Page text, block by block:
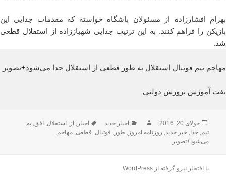
بهرام افشارزاده از مسئولان باشگاه خواسته که مقدمات جدایی این
بازیکن را فراهم کنند. به این ترتیب جدایی شهباززاده از استقلال قطعی
شد.
مهاجم تیم فوتبال استقلال به طور قطعی از استقلال جدا می‌شود+تصویر
نفت آموزش پرورش دولتی
ارسال
شده
در
جولای 20, 2016 نویسندهدسته‌ها
اخبار جدید برچسب‌ها
اخبار, از, استقلال, افق,به,
تیم,جدا,خبر جدید, روزنامه امروز, طور, فوتبال, قطعی,مهاجم,
می‌شود+تصویر
با افتخار نیرو گرفته از WordPress